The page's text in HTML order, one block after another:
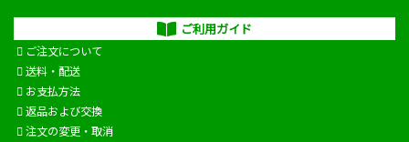
ご利用ガイド
ご注文について
送料・配送
お支払方法
返品および交換
注文の変更・取消